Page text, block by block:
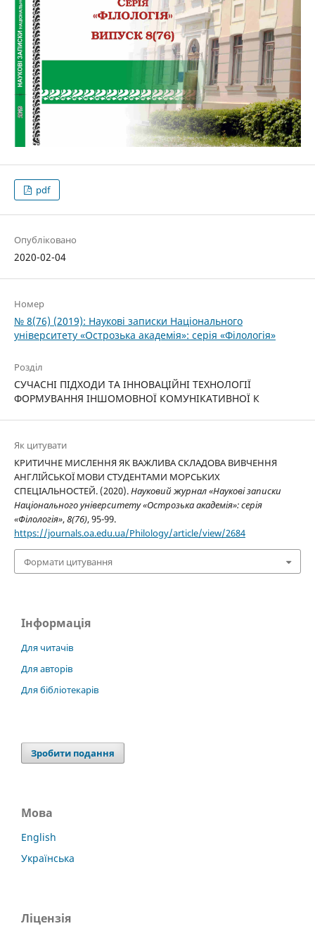
pdf
Опубліковано
2020-02-04
Номер
№ 8(76) (2019): Наукові записки Національного
університету «Острозька академія»: серія­ «Філо­ло­гія»
Розділ
СУЧАСНІ ПІДХОДИ ТА ІННОВАЦІЙНІ ТЕХНОЛОГІЇ
ФОРМУВАННЯ ІНШОМОВНОЇ КОМУНІКАТИВНОЇ К
Як цитувати
КРИТИЧНЕ МИСЛЕННЯ ЯК ВАЖЛИВА СКЛАДОВА ВИВЧЕННЯ
АНГЛІЙСЬКОЇ МОВИ СТУДЕНТАМИ МОРСЬКИХ
СПЕЦІАЛЬНОСТЕЙ. (2020).Науковий журнал «Наукові записки
Національного університету «Острозька академія»: серія
«Філологія»,8(76), 95-99.
https://journals.oa.edu.ua/Philology/article/view/2684
Формати цитування
Інформація
Для читачів
Для авторів
Для бібліотекарів
Зробити подання
Мова
English
Українська
Ліцензія